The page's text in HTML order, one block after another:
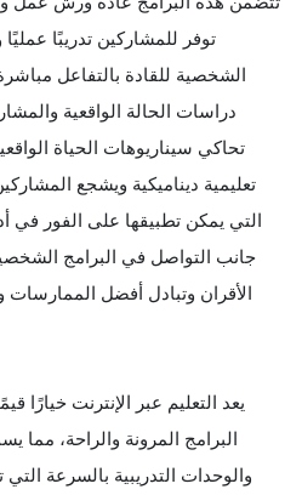
توفر للمشاركين تدريبًا
الشخصية للقادة بالتفاعل
دراسات الحالة الواقعية
تحاكي سيناريوهات الحياة
تعليمية ديناميكية ويشجع
التي يمكن تطبيقها على الفور في
جانب التواصل في البرامج
الأقران وتبادل أفضل الممارسات
يعد التعليم عبر الإنترنت خيارًا
البرامج المرونة والراحة، مما
والوحدات التدريبية بالسرعة